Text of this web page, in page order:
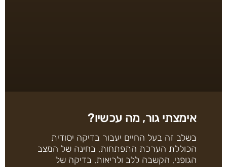
אימצתי גור, מה עכשיו?
בשלב זה בעל החיים יעבור בדיקה יסודית
הכוללת הערכת התפתחות, בחינה של המצב
הגופני, הקשבה ללב ולריאות, בדיקה של